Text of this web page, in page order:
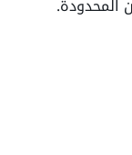
المحدودة.
لرفع أوزان